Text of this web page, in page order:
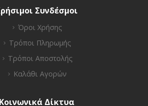
Χρήσιμοι Συνδέσμοι
Όροι Χρήσης
Τρόποι Πληρωμής
Τρόποι Αποστολής